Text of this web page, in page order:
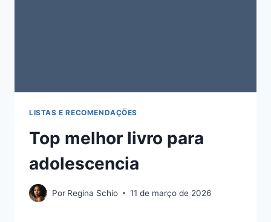
LISTAS E RECOMENDAÇÕES
Top melhor livro para
adolescencia
Por Regina Schio 11 de março de 2026